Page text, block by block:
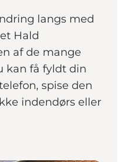
langs med
Hald
af de mange
kan få fyldt din
spise den
indendørs eller